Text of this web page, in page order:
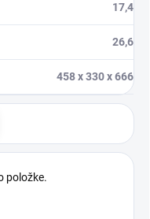
17,4
26,6
458 x 330 x 666
položke.